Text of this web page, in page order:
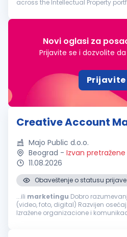
across the Intellectual Property
priorities...
Novi oglasi za
Prijavite se i dozvolite
Prijavite
Creative Account
Majo Public d.o.o.
Beograd - Izvan
11.08.2026
Obaveštenje o statusu prijave
...ili marketingu Dobro
(video, foto, digital) Razvijen
Izražene organizacione i